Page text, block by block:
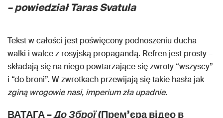
– powiedział Taras Svatula
Tekst w całości jest poświęcony podnoszeniu ducha
walki i walce z rosyjską propagandą. Refren jest prosty –
składają się na niego powtarzające się zwroty “wszyscy”
i “do broni”. W zwrotkach przewijają się takie hasła jak
zginą wrogowie nasi, imperium zła upadnie.
ВАТАГА –До Зброї(Прем’єра відео в